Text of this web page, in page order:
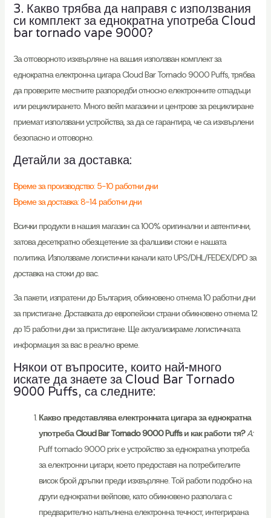
3. Какво трябва да направя с използвания
си комплект за еднократна употреба Cloud
bar tornado vape 9000?
За отговорното изхвърляне на вашия използван комплект за
еднократна електронна цигара Cloud Bar Tornado 9000 Puffs, трябва
да проверите местните разпоредби относно електронните отпадъци
или рециклирането. Много вейп магазини и центрове за рециклиране
приемат използвани устройства, за да се гарантира, че са изхвърлени
безопасно и отговорно.
Детайли за доставка:
Време за производство: 5-10 работни дни
Време за доставка: 8-14 работни дни
Всички продукти в нашия магазин са 100% оригинални и автентични,
затова десеткратно обезщетение за фалшиви стоки е нашата
политика. Използваме логистични канали като UPS/DHL/FEDEX/DPD за
доставка на стоки до вас.
За пакети, изпратени до България, обикновено отнема 10 работни дни
за пристигане. Доставката до европейски страни обикновено отнема 12
до 15 работни дни за пристигане. Ще актуализираме логистичната
информация за вас в реално време.
Някои от въпросите, които най-много
искате да знаете за Cloud Bar Tornado
9000 Puffs, са следните:
Какво представлява електронната цигара за еднократна
употреба Cloud Bar Tornado 9000 Puffs и как работи тя?A:
Puff tornado 9000 prix е устройство за еднократна употреба
за електронни цигари, което предоставя на потребителите
висок брой дръпки преди изхвърляне. Той работи подобно на
други еднократни вейпове, като обикновено разполага с
предварително напълнена електронна течност, интегрирана